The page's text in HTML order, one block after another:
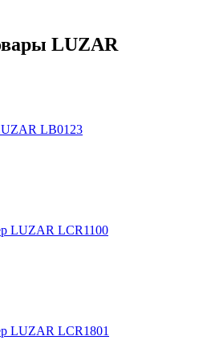
LUZAR
LB0123
LUZAR LCR1100
LUZAR LCR1801